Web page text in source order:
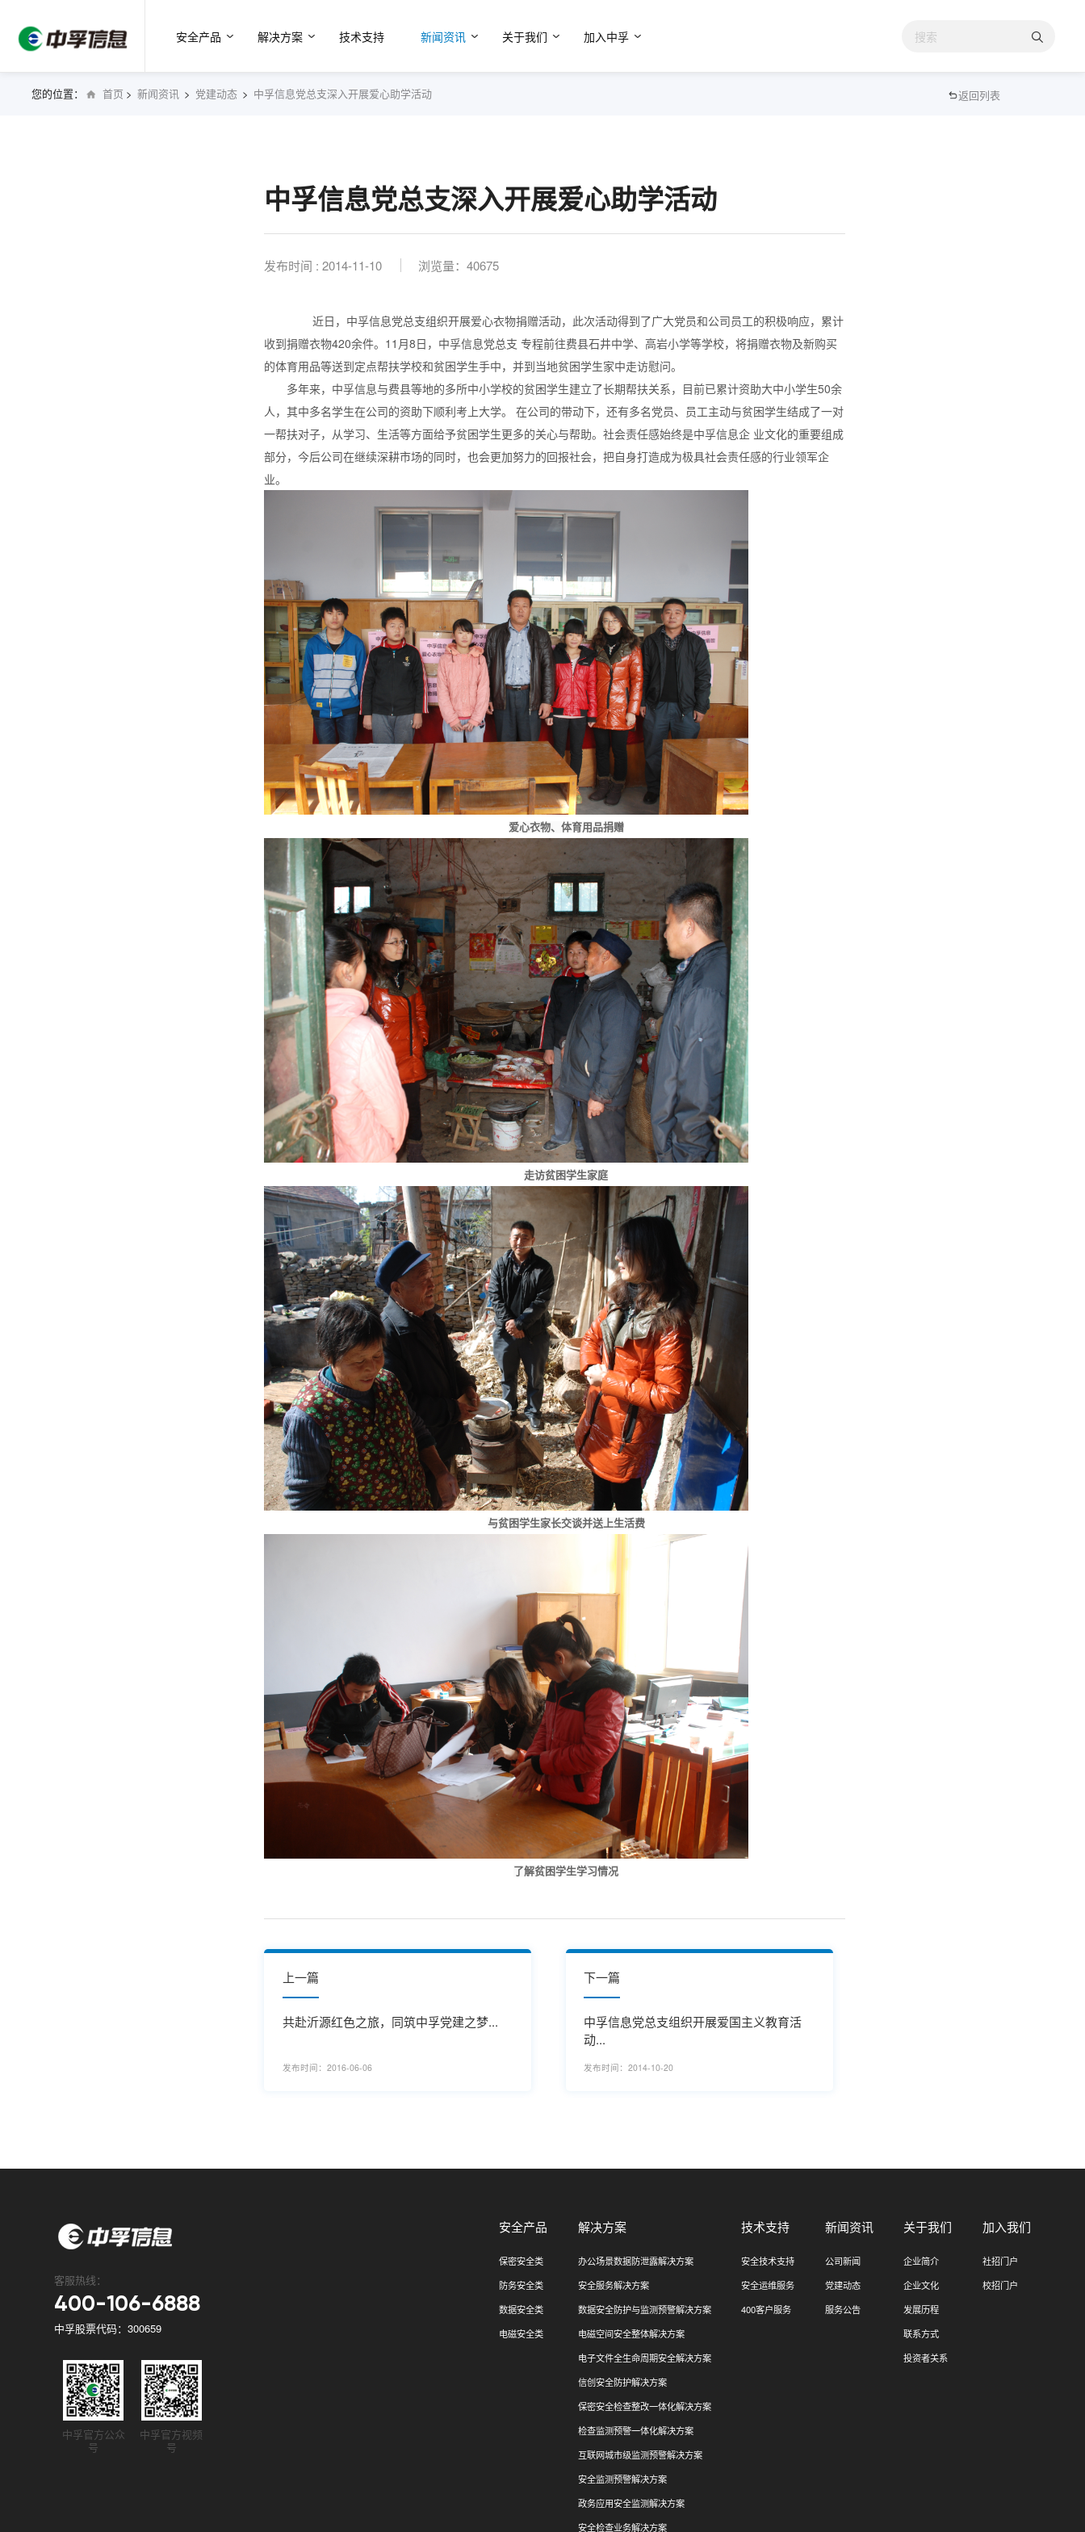
安全产品 解决方案 技术支持 新闻资讯 关于我们 加入中孚
您的位置： 首页 > 新闻资讯 > 党建动态 > 中孚信息党总支深入开展爱心助学活动 返回列表
中孚信息党总支深入开展爱心助学活动
发布时间 :2014-11-10 浏览量：40675
近日，中孚信息党总支组织开展爱心衣物捐赠活动，此次活动得到了广大党员和公司员工的积极响应，累计
收到捐赠衣物420余件。11月8日，中孚信息党总支 专程前往费县石井中学、高岩小学等学校，将捐赠衣物及新购买
的体育用品等送到定点帮扶学校和贫困学生手中，并到当地贫困学生家中走访慰问。
多年来，中孚信息与费县等地的多所中小学校的贫困学生建立了长期帮扶关系，目前已累计资助大中小学生50余
人，其中多名学生在公司的资助下顺利考上大学。 在公司的带动下，还有多名党员、员工主动与贫困学生结成了一对
一帮扶对子，从学习、生活等方面给予贫困学生更多的关心与帮助。社会责任感始终是中孚信息企 业文化的重要组成
部分，今后公司在继续深耕市场的同时，也会更加努力的回报社会，把自身打造成为极具社会责任感的行业领军企
业。
爱心衣物、体育用品捐赠
走访贫困学生家庭
与贫困学生家长交谈并送上生活费
了解贫困学生学习情况
上一篇
共赴沂源红色之旅，同筑中孚党建之梦...
发布时间：2016-06-06
下一篇
中孚信息党总支组织开展爱国主义教育活
动...
发布时间：2014-10-20
安全产品
保密安全类
防务安全类
数据安全类
电磁安全类
解决方案
办公场景数据防泄露解决方案
安全服务解决方案
数据安全防护与监测预警解决方案
电磁空间安全整体解决方案
电子文件全生命周期安全解决方案
信创安全防护解决方案
保密安全检查整改一体化解决方案
检查监测预警一体化解决方案
互联网城市级监测预警解决方案
安全监测预警解决方案
政务应用安全监测解决方案
安全检查业务解决方案
技术支持
安全技术支持
安全运维服务
400客户服务
新闻资讯
公司新闻
党建动态
服务公告
关于我们
企业简介
企业文化
发展历程
联系方式
投资者关系
加入我们
社招门户
校招门户
客服热线：
400-106-6888
中孚股票代码：300659
中孚官方公众
号
中孚官方视频
号